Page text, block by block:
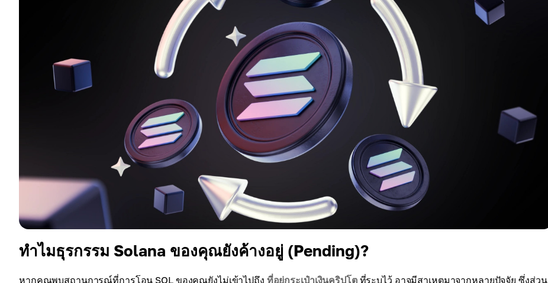
ทำไมธุรกรรม Solana ของคุณยังค้างอยู่ (Pending)?
หากคุณพบสถานการณ์ที่การโอน SOL ของคุณยังไม่เข้าไปถึง ที่อยู่กระเป๋าเงินคริปโตที่ระบุไว้ อาจมีสาเหตุมาจากหลายปัจจัย ซึ่งส่วน